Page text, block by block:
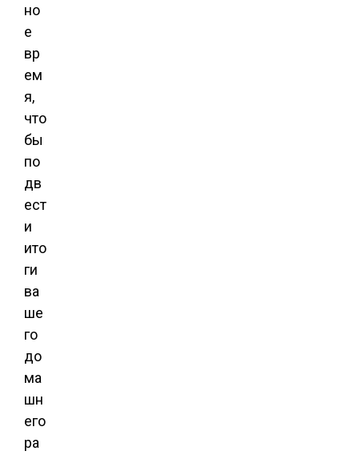
но
е
вр
ем
я,
что
бы
по
дв
ест
и
ито
ги
ва
ше
го
до
ма
шн
его
ра